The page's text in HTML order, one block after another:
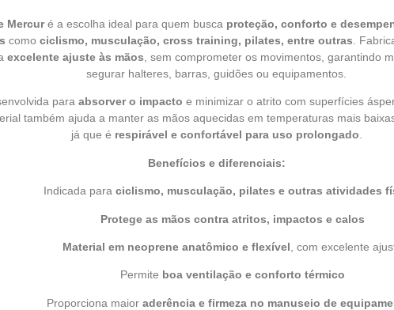
Mercuré a escolha ideal para quem busca proteção, conforto e
como ciclismo, musculação, cross training, pilates, entre outras .
excelente ajuste às mãos , sem comprometer os movimentos, garantindo
segurar halteres, barras, guidões ou equipamentos.
paraabsorver o impacto e minimizar o atrito com superfícies
também ajuda a manter as mãos aquecidas em temperaturas mais
já que é respirável e confortável para uso prolongado.
Benefícios e diferenciais:
Indicada paraciclismo, musculação, pilates e outras atividades
Protege as mãos contra atritos, impactos e calos
Material em neoprene anatômico e flexível , com excelente
Permite boa ventilação e conforto térmico
Proporciona maioraderência e firmeza no manuseio de